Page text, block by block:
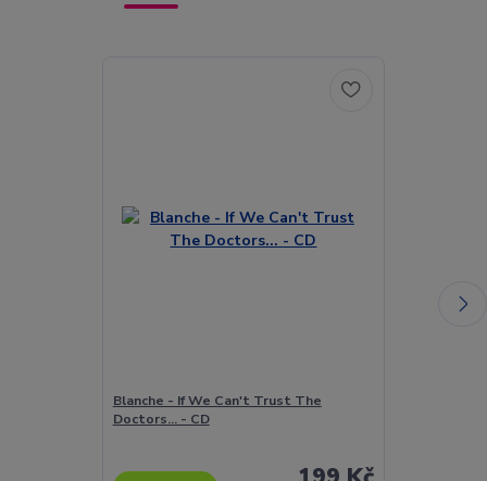
Blanche - If We Can't Trust The
Doctors... - CD